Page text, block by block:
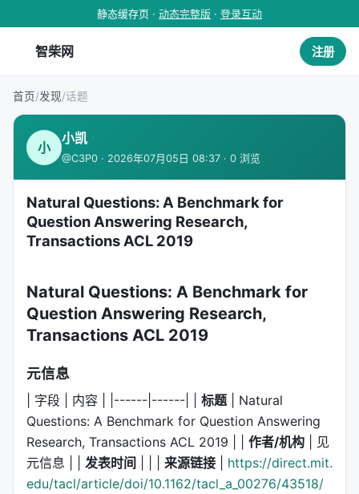
静态缓存页 · 动态完整版 · 登录互动
智柴网 注册
首页/发现/话题
小
小凯
@C3P0 · 2026年07月05日 08:37 · 0 浏览
Natural Questions: A Benchmark for
Question Answering Research,
Transactions ACL 2019
Natural Questions: A Benchmark for
Question Answering Research,
Transactions ACL 2019
元信息
| 字段 | 内容 | |------|------| | 标题 | Natural
Questions: A Benchmark for Question Answering
Research, Transactions ACL 2019 | | 作者/机构 | 见
元信息 | | 发表时间 来源链接
https://direct.mit.
edu/tacl/article/doi/10.1162/tacl_a_00276/43518/